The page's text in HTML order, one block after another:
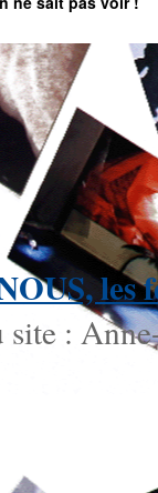
les
site :